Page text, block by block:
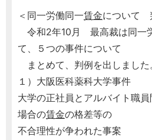
＜同一労働同一賃金について
令和2年10月 最高裁は同一
て、５つの事件について
まとめて、判例を出しました
１）大阪医科薬科大学事件
大学の正社員とアルバイト職員
場合の賃金の格差等の
不合理性が争われた事案